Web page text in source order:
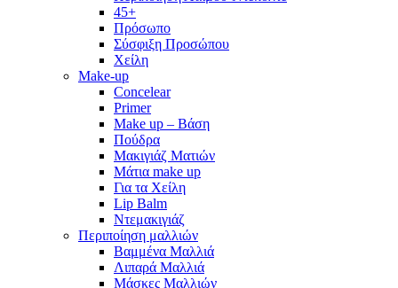
45+
Πρόσωπο
Σύσφιξη Προσώπου
Χείλη
Make-up
Concelear
Primer
Make up – Βάση
Πούδρα
Μακιγιάζ Ματιών
Μάτια make up
Για τα Χείλη
Lip Balm
Ντεμακιγιάζ
Περιποίηση μαλλιών
Βαμμένα Μαλλιά
Λιπαρά Μαλλιά
Μάσκες Μαλλιών